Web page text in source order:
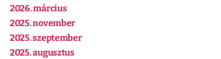
2026. március
2025. november
2025. szeptember
2025. augusztus